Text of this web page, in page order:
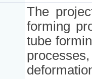
The
forming
tube